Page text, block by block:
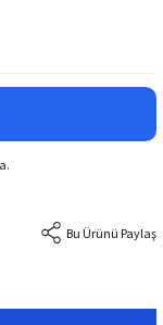
Bu Ürünü Paylaş